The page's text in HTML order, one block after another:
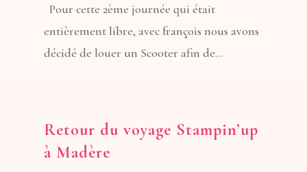
Pour cette 2ème journée qui était
entièrement libre, avec françois nous avons
décidé de louer un Scooter afin de...
Retour du voyage Stampin’up
à Madère